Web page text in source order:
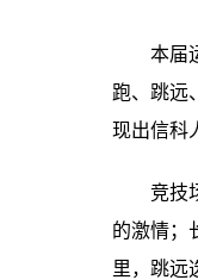
本届
跑、跳远
现出信科
竞技
的激情；
里，跳远